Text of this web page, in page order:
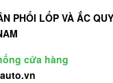
PHỐI LỐP VÀ ẮC
cửa hàng